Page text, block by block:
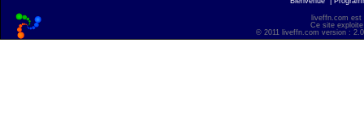
liveffn.com est
Ce site
© 2011 liveffn.com version :